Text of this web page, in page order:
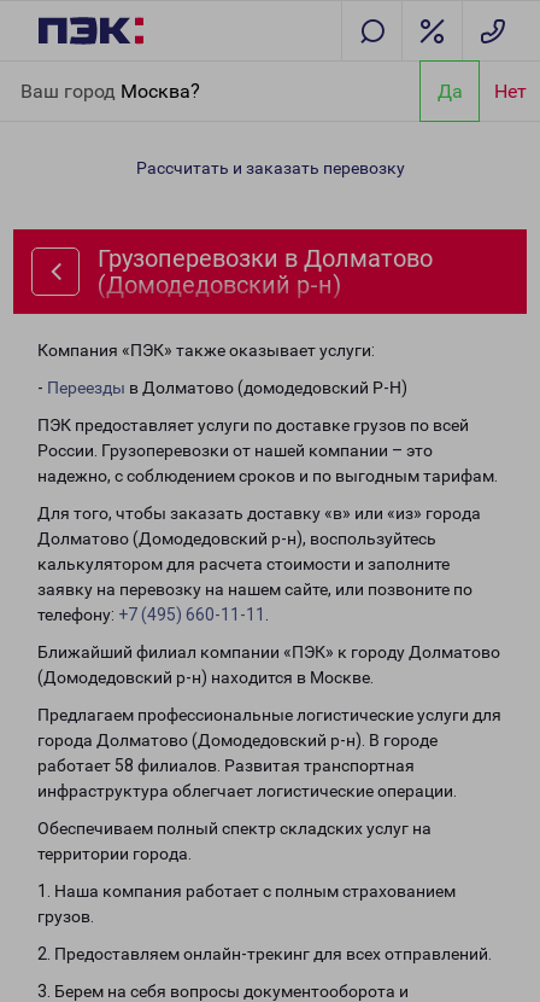
Ваш город Москва? Да Нет
(Домодедовский р-н)
Рассчитать и заказать перевозку
Грузоперевозки в Долматово
(Домодедовский р-н)
Компания «ПЭК» также оказывает услуги:
- Переезды в Долматово (домодедовский Р-Н)
ПЭК предоставляет услуги по доставке грузов по всей
России. Грузоперевозки от нашей компании – это
надежно, с соблюдением сроков и по выгодным тарифам.
Для того, чтобы заказать доставку «в» или «из» города
Долматово (Домодедовский р-н), воспользуйтесь
калькулятором для расчета стоимости и заполните
заявку на перевозку на нашем сайте, или позвоните по
телефону: +7 (495) 660-11-11
Ближайший филиал компании «ПЭК» к городу Долматово
(Домодедовский р-н) находится в Москве.
Предлагаем профессиональные логистические услуги для
города Долматово (Домодедовский р-н). В городе
работает 58 филиалов. Развитая транспортная
инфраструктура облегчает логистические операции.
Обеспечиваем полный спектр складских услуг на
территории города.
1. Наша компания работает с полным страхованием
грузов.
2. Предоставляем онлайн-трекинг для всех отправлений.
3. Берем на себя вопросы документооборота и